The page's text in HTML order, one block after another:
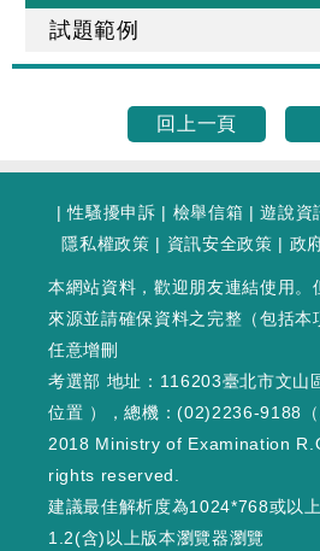
試題範例
回上一頁
|性騷擾申訴 | 檢舉信箱 |遊說資
隱私權政策 | 資訊安全政策 | 政
本網站資料，歡迎朋友連結使用。
來源並請確保資料之完整（包括本
任意增刪
考選部 地址：116203臺北市文山
位置 ），總機：(02)2236-9188（
2018 Ministry of Examination
rights reserved.
建議最佳解析度為1024*768或以
1.2(含)以上版本瀏覽器瀏覽